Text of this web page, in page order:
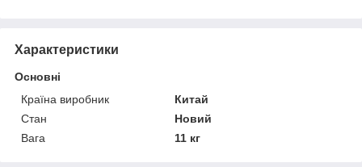
Характеристики
Основні
Країна виробник
Китай
Стан
Новий
Вага
11 кг